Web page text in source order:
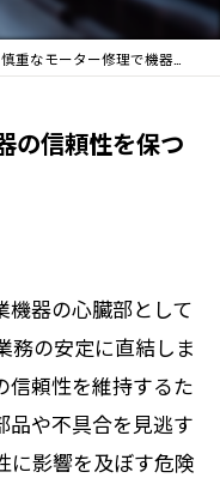
慎重なモーター修理で機器の信頼性を保つ方法
の信頼性を保つ
機器の心臓部として
務の安定に直結しま
信頼性を維持するた
品や不具合を見逃す
に影響を及ぼす危険